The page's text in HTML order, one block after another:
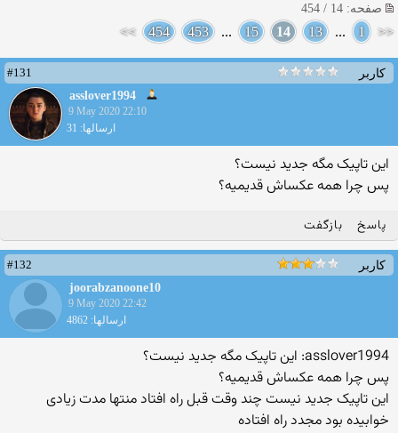
صفحه: 14 / 454
<<
1
...
13
14
15
...
453
454
>>
کاربر
#131
asslover1994
9 May 2020 22:10
ارسالها: 31
این تاپیک مگه جدید نیست؟
پس چرا همه عکساش قدیمیه؟
پاسخ بازگفت
کاربر
#132
joorabzanoone10
9 May 2020 22:42
ارسالها: 4862
asslover1994: این تاپیک مگه جدید نیست؟
پس چرا همه عکساش قدیمیه؟
این تاپیک جدید نیست چند وقت قبل راه افتاد منتها مدت زیادی
خوابیده بود مجدد راه افتاده